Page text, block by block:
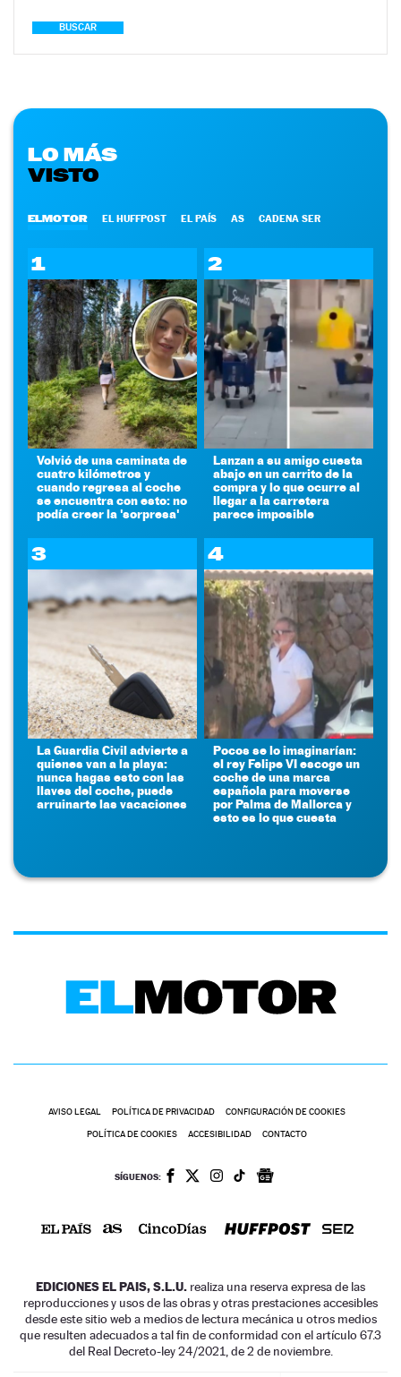
BUSCAR
LO MÁS
VISTO
ELMOTOR EL HUFFPOST EL PAÍS AS CADENA SER
1
Volvió de una caminata de
cuatro kilómetros y
cuando regresa al coche
se encuentra con esto: no
podía creer la 'sorpresa'
2
Lanzan a su amigo cuesta
abajo en un carrito de la
compra y lo que ocurre al
llegar a la carretera
parece imposible
3
La Guardia Civil advierte a
quienes van a la playa:
nunca hagas esto con las
llaves del coche, puede
arruinarte las vacaciones
4
Pocos se lo imaginarían:
el rey Felipe VI escoge un
coche de una marca
española para moverse
por Palma de Mallorca y
esto es lo que cuesta
AVISO LEGAL POLÍTICA DE PRIVACIDAD CONFIGURACIÓN DE COOKIES
POLÍTICA DE COOKIES ACCESIBILIDAD CONTACTO
SÍGUENOS:
EDICIONES EL PAIS, S.L.U. realiza una reserva expresa de las
reproducciones y usos de las obras y otras prestaciones accesibles
desde este sitio web a medios de lectura mecánica u otros medios
que resulten adecuados a tal fin de conformidad con el artículo 67.3
del Real Decreto-ley 24/2021, de 2 de noviembre.